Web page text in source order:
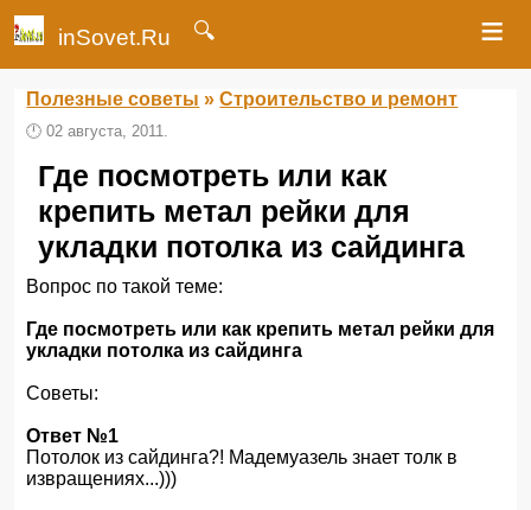
inSovet.Ru 🔍 ≡
Полезные советы »Строительство и ремонт
🕛02 августа, 2011.
Где посмотреть или как
крепить метал рейки для
укладки потолка из сайдинга
Вопрос по такой теме:
Где посмотреть или как крепить метал рейки для
укладки потолка из сайдинга
Советы:
Ответ №1
Потолок из сайдинга?! Мадемуазель знает толк в
извращениях...)))